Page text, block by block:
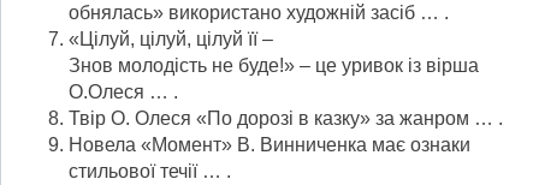
обнялась» використано художній засіб … .
«Цілуй, цілуй, цілуй її –
Знов молодість не буде!» – це уривок із вірша
О.Олеся … .
Твір О. Олеся «По дорозі в казку» за жанром … .
Новела «Момент» В. Винниченка має ознаки
стильової течії … .